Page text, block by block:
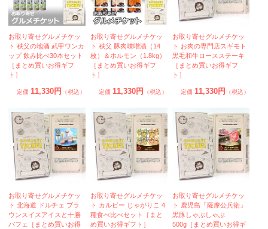
お取り寄せグルメチケッ
ト 秩父の地酒 武甲ワンカ
ップ 飲み比べ30本セット
［まとめ買いお得ギフ
ト］
定価 11,330円 （税込）
お取り寄せグルメチケッ
ト 秩父 豚肉味噌漬（14
枚）＆ホルモン（1.8kg）
［まとめ買いお得ギフ
ト］
定価 11,330円 （税込）
お取り寄せグルメチケッ
ト お肉の専門店スギモト
黒毛和牛ロースステーキ
［まとめ買いお得ギフ
ト］
定価 11,330円 （税込）
お取り寄せグルメチケッ
ト 北海道 ドルチェ ブラ
ウンスイスアイスと十勝
パフェ［まとめ買いお得
お取り寄せグルメチケッ
ト カルビー じゃがりこ 4
種食べ比べセット［まと
め買いお得ギフト］
お取り寄せグルメチケッ
ト 鹿児島「薩摩公兵衛」
黒豚しゃぶしゃぶ
500g［まとめ買いお得ギ